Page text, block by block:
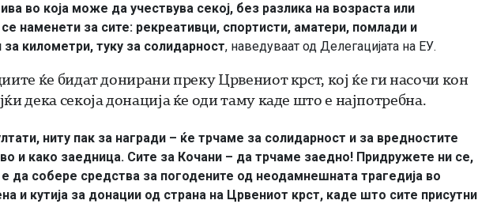
во која може да учествува секој, без разлика на возраста или
наменети за сите: рекреативци, спортисти, аматери, помлади и
километри, туку за солидарност, наведуваат од Делегацијата на ЕУ.
ќе бидат донирани преку Црвениот крст, кој ќе ги насочи кон
дека секоја донација ќе оди таму каде што е најпотребна.
ниту пак за награди – ќе трчаме за солидарност и за вредностите
и како заедница. Сите за Кочани – да трчаме заедно! Придружете ни се,
е да собере средства за погодените од неодамнешната трагедија во
и кутија за донации од страна на Црвениот крст, каде што сите присутни